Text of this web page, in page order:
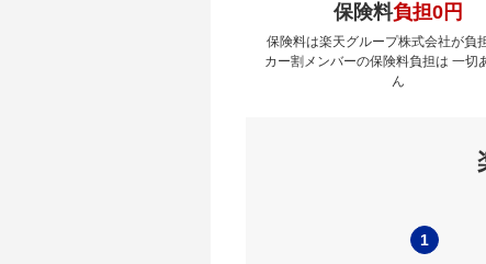
保険料負担0円
保険料は楽天グループ株式会社が負
カー割メンバーの保険料負担は 一切
ん
1